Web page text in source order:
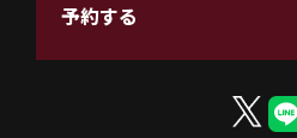
予約する